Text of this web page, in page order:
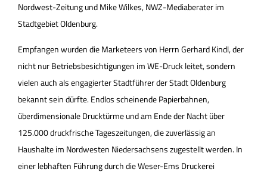
Nordwest-Zeitung und Mike Wilkes, NWZ-Mediaberater im
Stadtgebiet Oldenburg.
Empfangen wurden die Marketeers von Herrn Gerhard Kindl, der
nicht nur Betriebsbesichtigungen im WE-Druck leitet, sondern
vielen auch als engagierter Stadtführer der Stadt Oldenburg
bekannt sein dürfte. Endlos scheinende Papierbahnen,
überdimensionale Drucktürme und am Ende der Nacht über
125.000 druckfrische Tageszeitungen, die zuverlässig an
Haushalte im Nordwesten Niedersachsens zugestellt werden. In
einer lebhaften Führung durch die Weser-Ems Druckerei